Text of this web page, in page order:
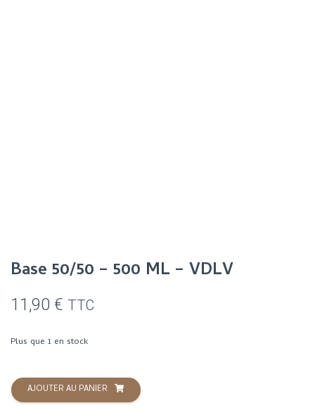
Base 50/50 – 500 ML – VDLV
11,90 € TTC
Plus que 1 en stock
quantité
de
Base
AJOUTER AU PANIER